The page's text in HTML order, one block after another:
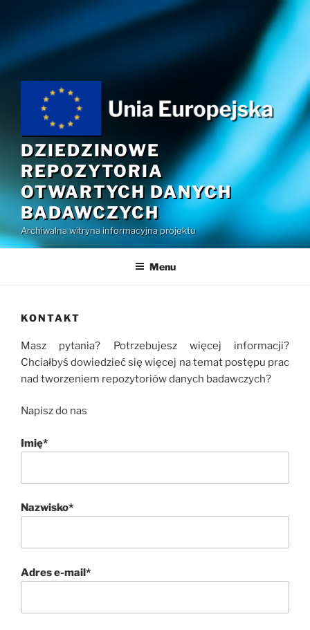
DZIEDZINOWE
REPOZYTORIA
OTWARTYCH DANYCH
BADAWCZYCH
Archiwalna witryna informacyjna projektu
Menu
KONTAKT
Masz pytania? Potrzebujesz więcej informacji?
Chciałbyś dowiedzieć się więcej na temat postępu prac
nad tworzeniem repozytoriów danych badawczych?
Napisz do nas
Imię*
Nazwisko*
Adres e-mail*